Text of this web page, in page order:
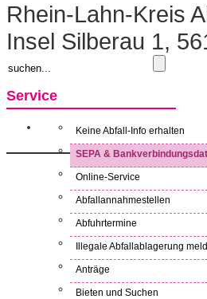
Rhein-Lahn-Kreis
Insel Silberau 1,
Service
Keine Abfall-Info erhalten
SEPA &
Online-Service
Abfallannahmestellen
Abfuhrtermine
Illegale Abfallablagerung
Anträge
Bieten und Suchen